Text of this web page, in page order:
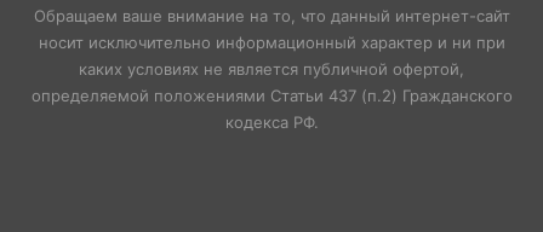
Обращаем ваше внимание на то, что данный интернет-сайт
носит исключительно информационный характер и ни при
каких условиях не является публичной офертой,
определяемой положениями Статьи 437 (п.2) Гражданского
кодекса РФ.